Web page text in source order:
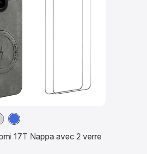
Bleu
17T Nappa avec 2 verre